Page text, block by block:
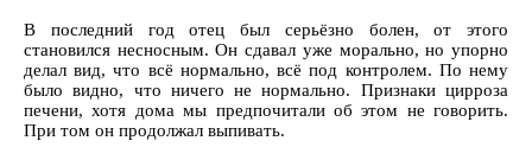
В последний год отец был серьёзно болен, от этого
становился несносным. Он сдавал уже морально, но упорно
делал вид, что всё нормально, всё под контролем. По нему
было видно, что ничего не нормально. Признаки цирроза
печени, хотя дома мы предпочитали об этом не говорить.
При том он продолжал выпивать.